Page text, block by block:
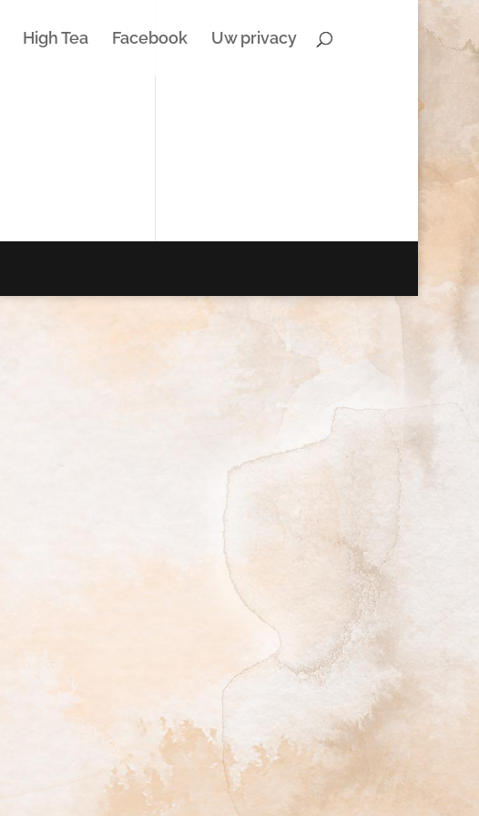
High Tea Facebook Uw privacy